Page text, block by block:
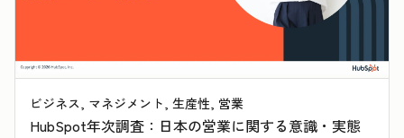
ビジネス, マネジメント, 生産性, 営業
HubSpot年次調査：日本の営業に関する意識・実態